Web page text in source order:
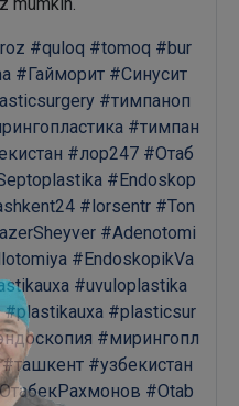
#quloq #tomoq #bur
#Гайморит #Синусит
#тимпаноп
#тимпан
#лор247 #Отаб
#Endoskop
#lorsentr #Ton
#Adenotomi
#EndoskopikVa
#uvuloplastika
#plastikauxa #plasticsur
#мирингопл
#ташкент #узбекистан
#Otab